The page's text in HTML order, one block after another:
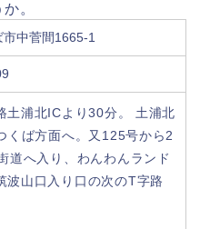
。
中菅間1665-1
土浦北ICより30分。 土浦北
くば方面へ。又125号から2
道へ入り、わんわんランド
波山口入り口の次のT字路